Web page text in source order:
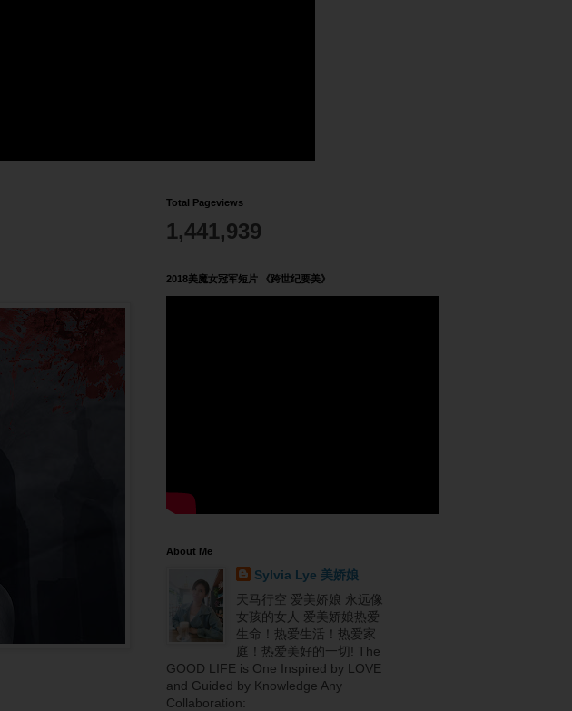
Total Pageviews
1,441,939
2018美魔女冠军短片 《跨世纪要美》
About Me
Sylvia Lye 美娇娘
天马行空 爱美娇娘 永远像
女孩的女人 爱美娇娘热爱
生命！热爱生活！热爱家
庭！热爱美好的一切! The
GOOD LIFE is One Inspired by LOVE
and Guided by Knowledge Any
Collaboration: